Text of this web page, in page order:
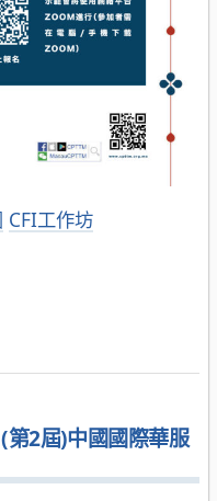
CFI工作坊
2屆)中國國際華服